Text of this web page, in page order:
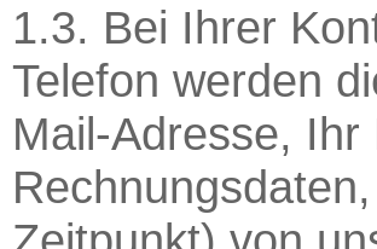
1.3. Bei Ihrer
Telefon werden
Mail-Adresse,